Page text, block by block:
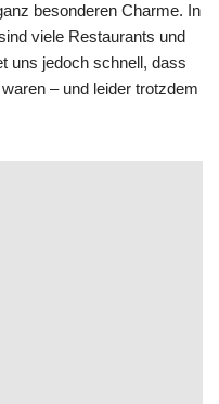
besonderen Charme. In
viele Restaurants und
uns jedoch schnell, dass
– und leider trotzdem